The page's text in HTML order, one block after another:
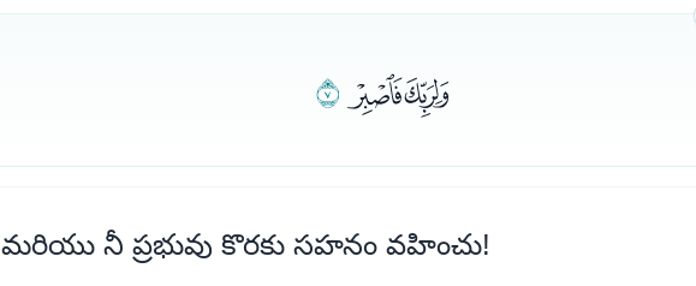
ﯞﯟﯠ
మరియు నీ ప్రభువు కొరకు సహనం వహించు!